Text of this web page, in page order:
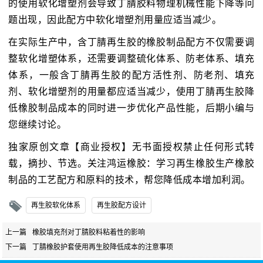
的使用软化增塑剂会导致丁腈胶料物理机械性能下降等问
题出现，因此配方中软化增塑剂用量应适当减少。
在实际生产中，含丁腈再生胶的橡胶制品配方不仅需要调
整软化增塑体系，还需要调整硫化体系、防老体系、填充
体系，一般含丁腈再生胶的配方活性剂、防老剂、填充
剂、软化增塑剂的用量都应适当减少，使用丁腈再生胶降
低橡胶制品成本的同时进一步优化产品性能，后期小编与
您继续讨论。
独家原创文章【商业授权】无书面授权禁止任何形式转
载，摘抄、节选。关注鸿运橡胶：学习再生橡胶生产橡胶
制品的工艺配方和原料的技术，帮您降低成本增加利润。
再生胶软化体系 再生胶配方设计
上一篇
橡胶填充剂对丁腈胶料粘着性的影响
下一篇
丁腈橡胶护套使用再生胶降低成本的注意事项